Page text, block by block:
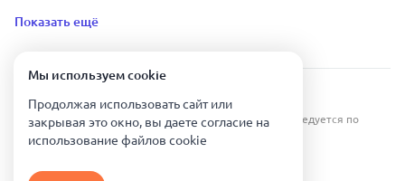
Показать ещё
Урал Тех Экспорт — Казахстан © 2019-
Все права защищены. Копирование информации преследуется по
Карта сайта
Мы используем сookie
Продолжая использовать сайт или
закрывая это окно, вы даете согласие на
использование файлов сookie